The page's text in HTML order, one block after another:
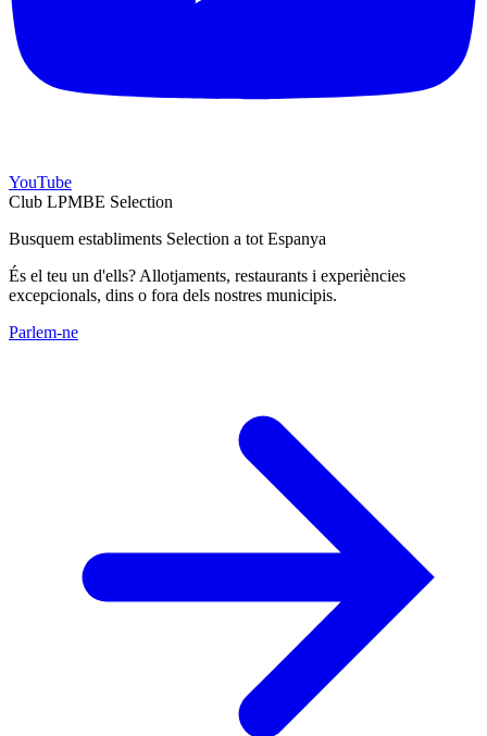
YouTube
Club LPMBE Selection
Busquem establiments Selection a tot Espanya
És el teu un d'ells? Allotjaments, restaurants i experiències
excepcionals, dins o fora dels nostres municipis.
Parlem-ne